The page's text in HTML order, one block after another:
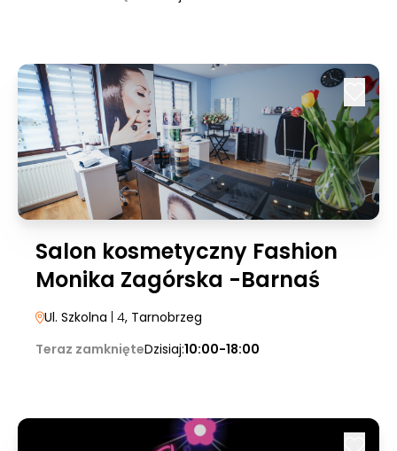
Salon kosmetyczny Fashion
Monika Zagórska -Barnaś
Ul. Szkolna | 4, Tarnobrzeg
Teraz zamknięteDzisiaj:10:00-18:00